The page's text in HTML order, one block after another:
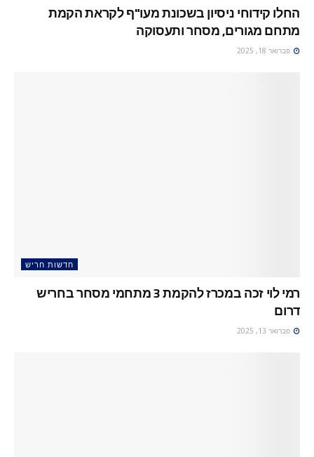
החלו קידוחי ניסיון בשכונת מעו"ף לקראת הקמת
מתחם מגורים, מסחר ותעסוקה
פברואר 18, 2025
חדשות חריש
רמי לוי זכה במכרז להקמת 3 מתחמי מסחר בחריש
דרום
פברואר 13, 2025